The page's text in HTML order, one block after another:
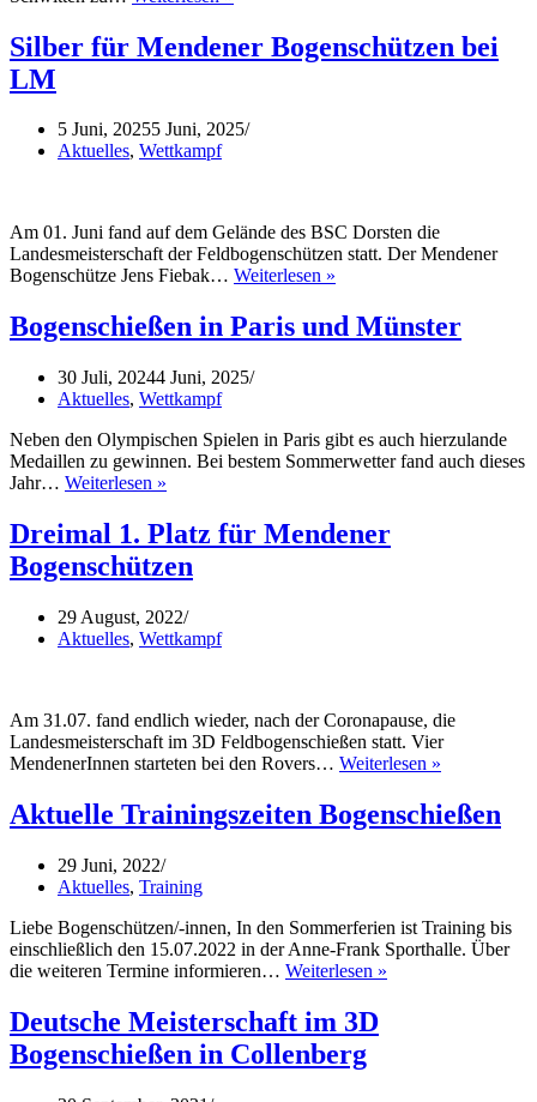
Silber für Mendener Bogenschützen bei
LM
5 Juni, 20255 Juni, 2025
Aktuelles, Wettkampf
Am 01. Juni fand auf dem Gelände des BSC Dorsten die
Landesmeisterschaft der Feldbogenschützen statt. Der Mendener
Bogenschütze Jens Fiebak… Weiterlesen »
Mendener
Bogenschützen
Bogenschießen in Paris und Münster
30 Juli, 20244 Juni, 2025
Aktuelles, Wettkampf
Neben den Olympischen Spielen in Paris gibt es auch hierzulande
Medaillen zu gewinnen. Bei bestem Sommerwetter fand auch dieses
Jahr… Weiterlesen »
Paris
und
Münster
Dreimal 1. Platz für Mendener
Bogenschützen
29 August, 2022
Aktuelles, Wettkampf
Am 31.07. fand endlich wieder, nach der Coronapause, die
Landesmeisterschaft im 3D Feldbogenschießen statt. Vier
MendenerInnen starteten bei den Rovers… Weiterlesen »
Platz
für
Aktuelle Trainingszeiten Bogenschießen
29 Juni, 2022
Aktuelles, Training
Liebe Bogenschützen/-innen, In den Sommerferien ist Training bis
einschließlich den 15.07.2022 in der Anne-Frank Sporthalle. Über
die weiteren Termine informieren… Weiterlesen »
Deutsche Meisterschaft im 3D
Bogenschießen in Collenberg